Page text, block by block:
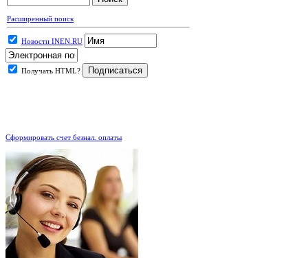
Расширенный поиск
Новости INEN.RU
Получать HTML?
Сформировать счет безнал. оплаты